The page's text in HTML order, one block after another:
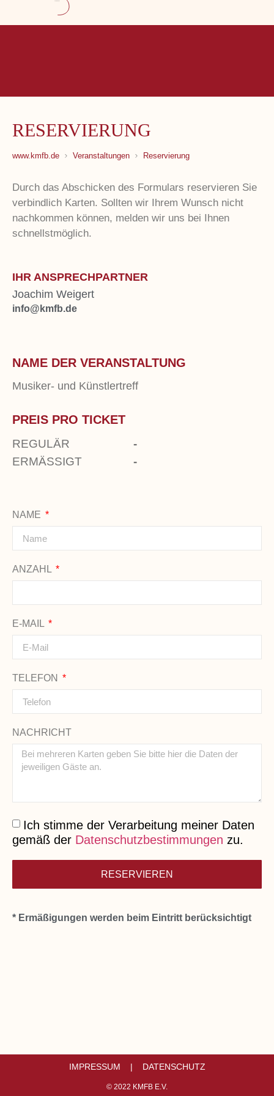
RESERVIERUNG
www.kmfb.de Veranstaltungen Reservierung
Durch das Abschicken des Formulars reservieren Sie
verbindlich Karten. Sollten wir Ihrem Wunsch nicht
nachkommen können, melden wir uns bei Ihnen
schnellstmöglich.
IHR ANSPRECHPARTNER
Joachim Weigert
info@kmfb.de
NAME DER VERANSTALTUNG
Musiker- und Künstlertreff
PREIS PRO TICKET
REGULÄR
-
ERMÄSSIGT
-
NAME
ANZAHL
E-MAIL
TELEFON
NACHRICHT
Ich stimme der Verarbeitung meiner Daten
gemäß der Datenschutzbestimmungen zu.
RESERVIEREN
* Ermäßigungen werden beim Eintritt berücksichtigt
IMPRESSUM | DATENSCHUTZ
© 2022 KMFB E.V.